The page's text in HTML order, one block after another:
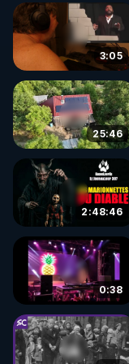
▶ 30 jours gratuit
de bien-être
Rendez-vous
le code :
3:05
25:46
2:48:46
0:38